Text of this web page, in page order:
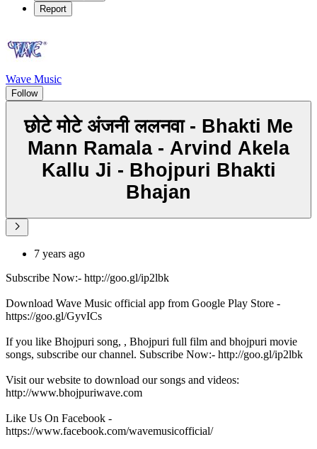
Report
Wave Music
Follow
छोटे मोटे अंजनी ललनवा - Bhakti Me
Mann Ramala - Arvind Akela
Kallu Ji - Bhojpuri Bhakti
Bhajan
7 years ago
Subscribe Now:- http://goo.gl/ip2lbk
Download Wave Music official app from Google Play Store -
https://goo.gl/GyvICs
If you like Bhojpuri song, , Bhojpuri full film and bhojpuri movie
songs, subscribe our channel. Subscribe Now:- http://goo.gl/ip2lbk
Visit our website to download our songs and videos:
http://www.bhojpuriwave.com
Like Us On Facebook -
https://www.facebook.com/wavemusicofficial/